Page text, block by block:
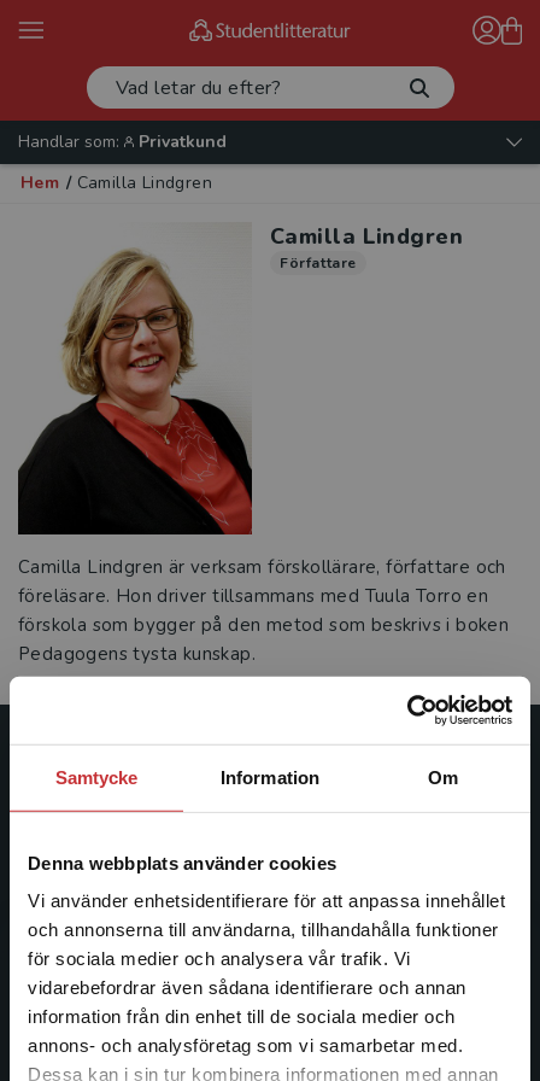
Samtycke Information Om
Denna webbplats använder cookies
Vi använder enhetsidentifierare för att anpassa innehållet
och annonserna till användarna, tillhandahålla funktioner
för sociala medier och analysera vår trafik. Vi
vidarebefordrar även sådana identifierare och annan
information från din enhet till de sociala medier och
annons- och analysföretag som vi samarbetar med.
Dessa kan i sin tur kombinera informationen med annan
Begränsad fraktregion
Handlar som:
Privatkund
Hem / Camilla Lindgren
Camilla Lindgren
Författare
Camilla Lindgren är verksam förskollärare, författare och
föreläsare. Hon driver tillsammans med Tuula Torro en
förskola som bygger på den metod som beskrivs i boken
Pedagogens tysta kunskap.
Studentlitteratur
Studentlitteratur grundades 1963 och är idag Sveriges
facklitteratur, utbildningar och digitala
informationstjänster i utbudet, finns Studentlitteratur med
längs hela kunskapsresan.
Kontakta oss
Kontakta oss